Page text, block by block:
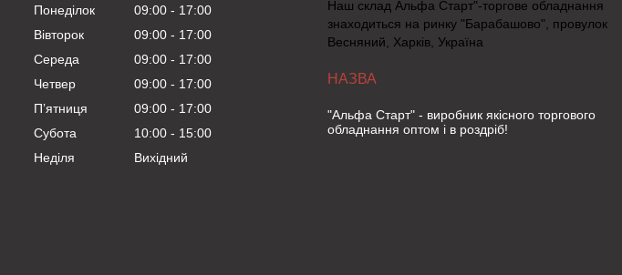
Понеділок 09:00
17:00
Вівторок
09:00
17:00
Середа
09:00
17:00
Четвер
09:00
17:00
Пʼятниця
09:00
17:00
Субота
10:00
15:00
Неділя
Вихідний
Наш склад Альфа Старт"-торгове обладнання
знаходиться на ринку "Барабашово", провулок
Весняний, Харків, Україна
"Альфа Старт" - виробник якісного торгового
обладнання оптом і в роздріб!